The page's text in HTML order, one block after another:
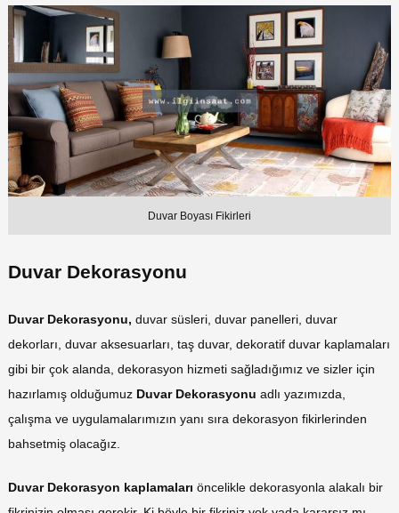
Duvar Boyası Fikirleri
Duvar Dekorasyonu
Duvar Dekorasyonu, duvar süsleri, duvar panelleri, duvar
dekorları, duvar aksesuarları, taş duvar, dekoratif duvar kaplamaları
gibi bir çok alanda, dekorasyon hizmeti sağladığımız ve sizler için
hazırlamış olduğumuz Duvar Dekorasyonu adlı yazımızda,
çalışma ve uygulamalarımızın yanı sıra dekorasyon fikirlerinden
bahsetmiş olacağız.
Duvar Dekorasyon kaplamaları öncelikle dekorasyonla alakalı bir